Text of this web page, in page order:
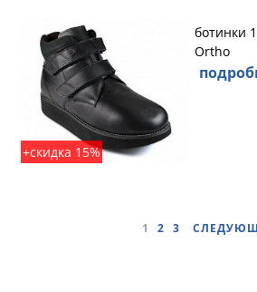
+скидка 15%
ботинки
Ortho
1 2 3